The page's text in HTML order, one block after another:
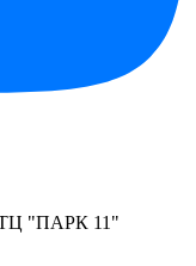
ТЦ "ПАРК 11"